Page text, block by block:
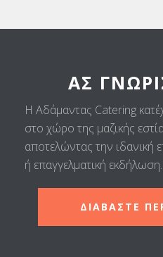
ΑΣ
Η Αδάμαντας Catering
στο χώρο της μαζικής
αποτελώντας την ιδανική
ή επαγγελματική εκδήλωση.
ΔΙΑΒΑΣΤΕ